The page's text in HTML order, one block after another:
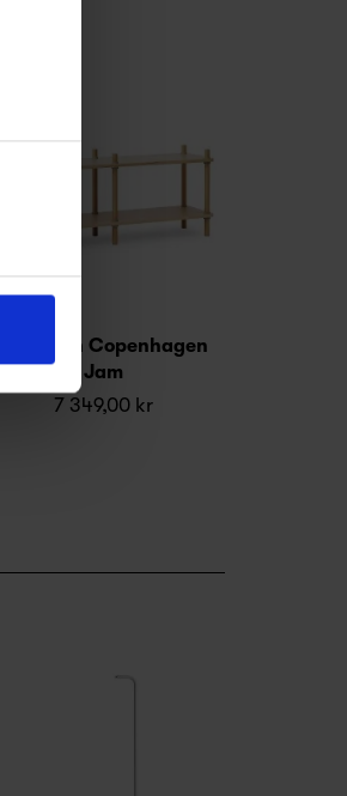
Normann Copenhagen
Jam
7 349,00 kr